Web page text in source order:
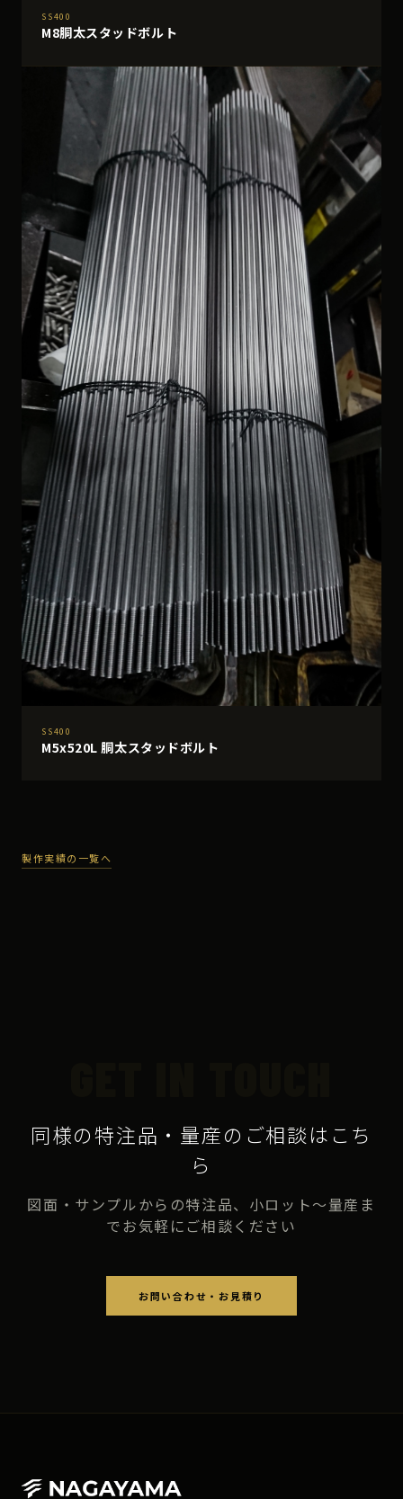
SS400
M8胴太スタッドボルト
SS400
M5x520L 胴太スタッドボルト
製作実績の一覧へ
同様の特注品・量産のご相談はこち
ら
図面・サンプルからの特注品、小ロット〜量産ま
でお気軽にご相談ください
お問い合わせ・お見積り